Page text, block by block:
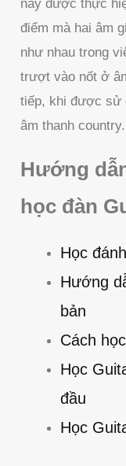
này được thực
điểm mà hai âm
như nhau trong
trượt vào nốt ở
tiếp, khi được sử
âm thanh country.
Hướng
học đàn
Học
Hướng
bản
Cách
Học
đầu
Học